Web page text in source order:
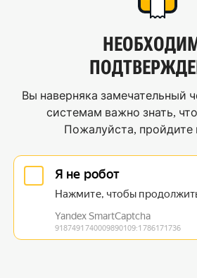
Вы наверняка замечательный
системам важно знать,
Пожалуйста, пройдите